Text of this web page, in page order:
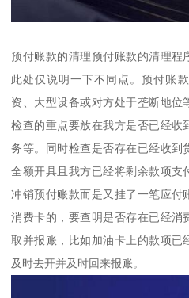
预付账款的清理预付账款的清理程
此处仅说明一下不同点。预付账
资、大型设备或对方处于垄断地位
检查的重点要放在我方是否已经收
务等。同时检查是否存在已经收到
全额开具且我方已经将剩余款项支
冲销预付账款而是又挂了一笔应付
消费卡的，要查明是否存在已经消
取并报账，比如加油卡上的款项已
及时去开并及时回来报账。